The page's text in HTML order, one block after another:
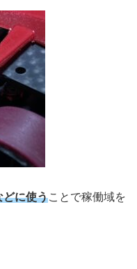
どに使うことで稼働域を